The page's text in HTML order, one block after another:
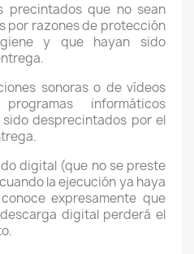
precintados que no sean
por razones de protección
y que hayan sido
sonoras o de vídeos
informáticos
desprecintados por el
digital (que no se preste
la ejecución ya haya
expresamente que
digital perderá el